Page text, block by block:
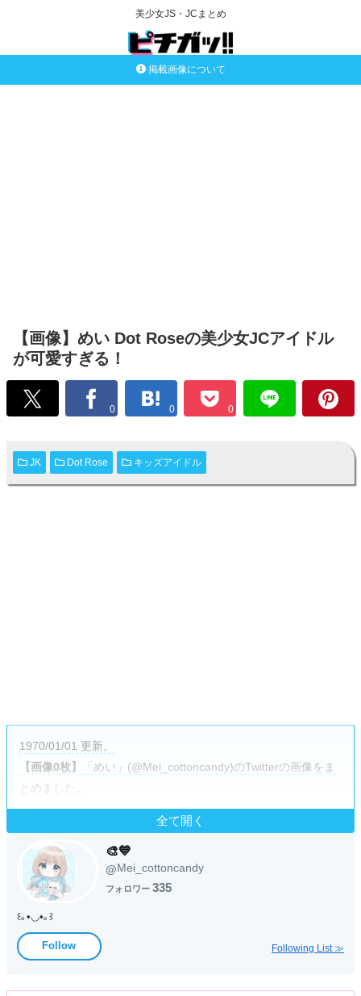
美少女JS・JCまとめ
掲載画像について
【画像】めい Dot Roseの美少女JCアイドル
が可愛すぎる！
0 0 0
JK Dot Rose キッズアイドル
1970/01/01 更新。
【画像0枚】
「めい」(@Mei_cottoncandy)のTwitterの画像をま
とめました。
全て開く
🎨💙
@Mei_cottoncandy
フォロワー 335
꒰｡•◡•｡꒱
Follow Following List ≫